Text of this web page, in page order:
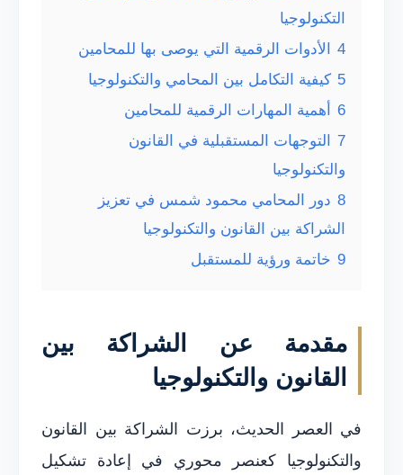
التكنولوجيا
4
الأدوات الرقمية التي يوصى بها للمحامين
5 كيفية التكامل بين المحامي والتكنولوجيا
6
أهمية المهارات الرقمية للمحامين
7
التوجهات المستقبلية في القانون
والتكنولوجيا
8 دور المحامي محمود شمس في تعزيز
الشراكة بين القانون والتكنولوجيا
9 خاتمة ورؤية للمستقبل
مقدمة عن الشراكة بين
القانون والتكنولوجيا
في العصر الحديث، برزت الشراكة بين القانون
والتكنولوجيا كعنصر محوري في إعادة تشكيل